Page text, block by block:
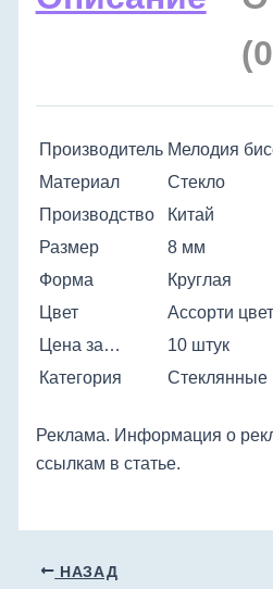
Производитель Мелодия
Материал
Стекло
Производство
Китай
Размер
8 мм
Форма
Круглая
Цвет
Ассорти
Цена за…
10 штук
Категория
Стеклянные
Реклама. Информация о
ссылкам в статье.
НАЗАД